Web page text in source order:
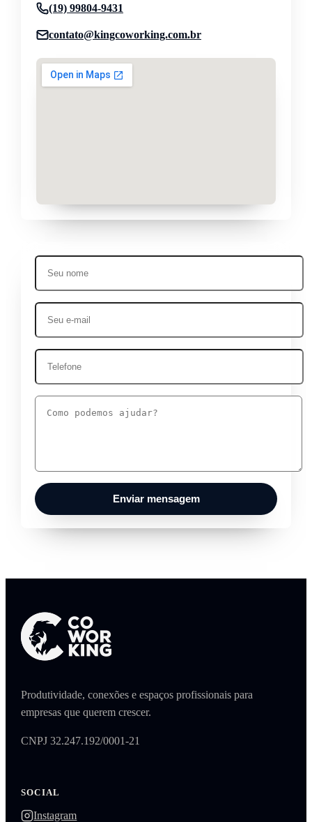
(19) 99804-9431
contato@kingcoworking.com.br
Enviar mensagem
Produtividade, conexões e espaços profissionais para
empresas que querem crescer.
CNPJ 32.247.192/0001-21
SOCIAL
Instagram